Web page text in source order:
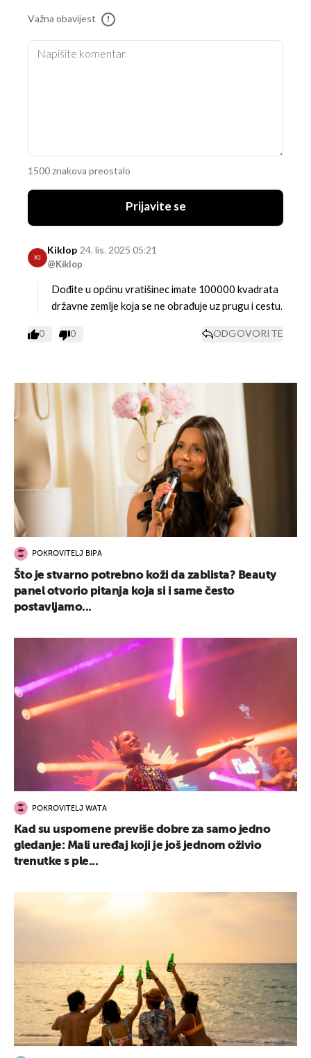
Važna obavijest !
1500 znakova preostalo
Prijavite se
KI
Kiklop
@Kiklop
24. lis. 2025 05:21
Dođite u općinu vratišinec imate 100000 kvadrata
državne zemlje koja se ne obrađuje uz prugu i cestu.
0 0 ODGOVORITE
POKROVITELJ BIPA
Što je stvarno potrebno koži da zablista? Beauty
panel otvorio pitanja koja si i same često
postavljamo...
POKROVITELJ WATA
Kad su uspomene previše dobre za samo jedno
gledanje: Mali uređaj koji je još jednom oživio
trenutke s ple...